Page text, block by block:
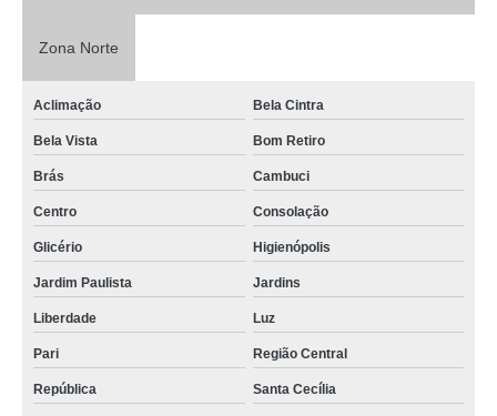
Zona Norte
Aclimação Bela Cintra
Bela Vista Bom Retiro
Brás Cambuci
Centro Consolação
Glicério Higienópolis
Jardim Paulista Jardins
Liberdade Luz
Pari Região Central
República Santa Cecília